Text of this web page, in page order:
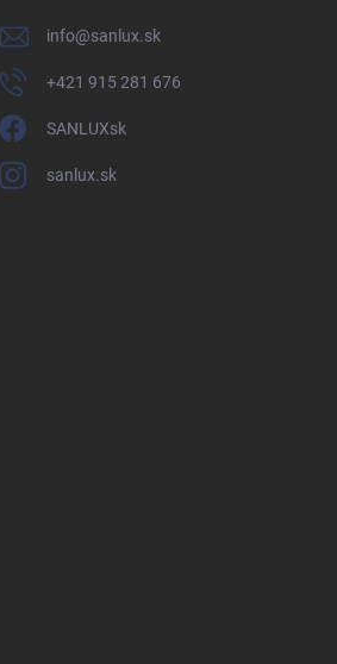
info@sanlux.sk
+421 915 281 676
SANLUXsk
sanlux.sk